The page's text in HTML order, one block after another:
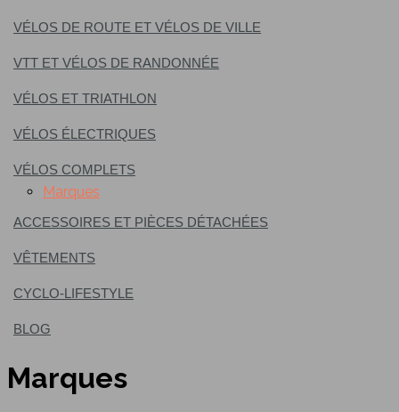
VÉLOS DE ROUTE ET VÉLOS DE VILLE
VTT ET VÉLOS DE RANDONNÉE
VÉLOS ET TRIATHLON
VÉLOS ÉLECTRIQUES
VÉLOS COMPLETS
Marques
ACCESSOIRES ET PIÈCES DÉTACHÉES
VÊTEMENTS
CYCLO-LIFESTYLE
BLOG
Marques